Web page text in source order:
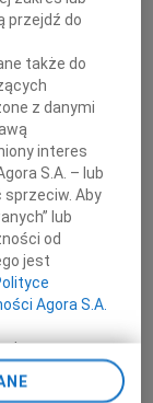
Koterbie
współczucia
śmierci
przejdź do
także do
z danymi
interes
S.A. – lub
Aby
lub
od
jest
Agora S.A.
na
cookie
i Agora S.A.